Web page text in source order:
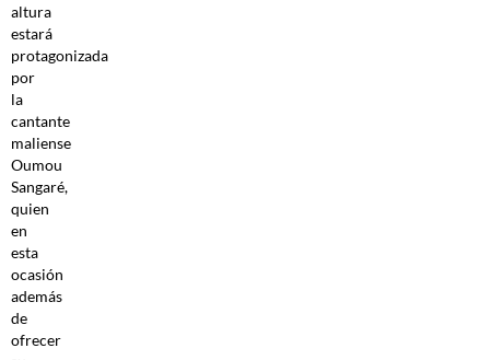
altura
estará
protagonizada
por
la
cantante
maliense
Oumou
Sangaré,
quien
en
esta
ocasión
además
de
ofrecer